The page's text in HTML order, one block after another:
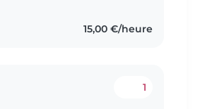
15,00 €/heure
1